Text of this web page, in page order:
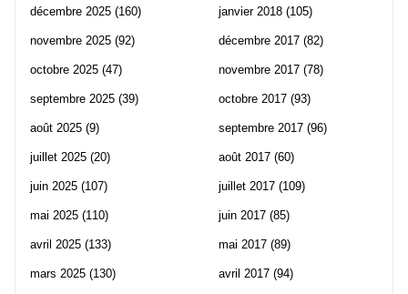
décembre 2025 (160)
novembre 2025 (92)
octobre 2025 (47)
septembre 2025 (39)
août 2025 (9)
juillet 2025 (20)
juin 2025 (107)
mai 2025 (110)
avril 2025 (133)
mars 2025 (130)
janvier 2018 (105)
décembre 2017 (82)
novembre 2017 (78)
octobre 2017 (93)
septembre 2017 (96)
août 2017 (60)
juillet 2017 (109)
juin 2017 (85)
mai 2017 (89)
avril 2017 (94)